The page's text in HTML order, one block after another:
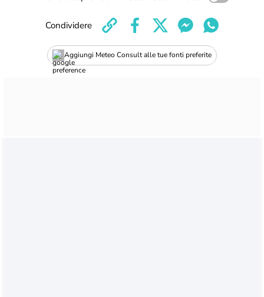
Aggiungi Meteo Consult alle tue fonti preferite
Condividere